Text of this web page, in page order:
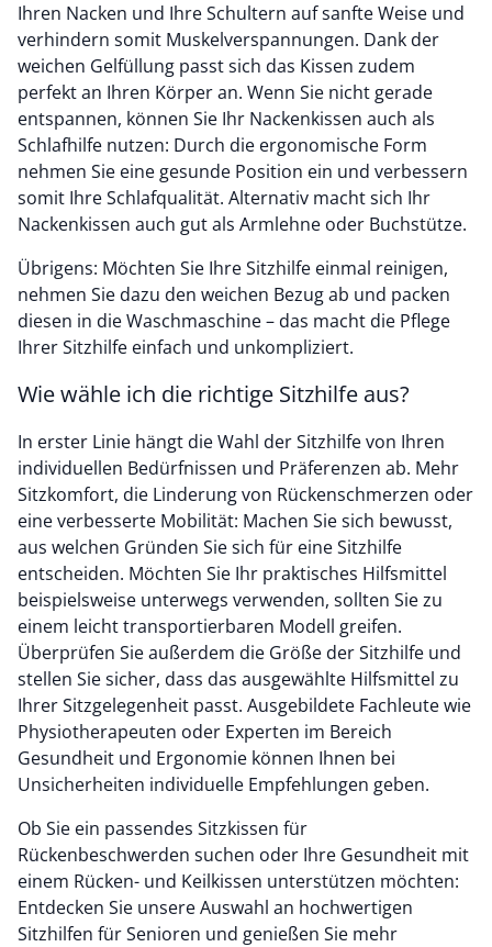
Ihren Nacken und Ihre Schultern auf sanfte Weise und
verhindern somit Muskelverspannungen. Dank der
weichen Gelfüllung passt sich das Kissen zudem
perfekt an Ihren Körper an. Wenn Sie nicht gerade
entspannen, können Sie Ihr Nackenkissen auch als
Schlafhilfe nutzen: Durch die ergonomische Form
nehmen Sie eine gesunde Position ein und verbessern
somit Ihre Schlafqualität. Alternativ macht sich Ihr
Nackenkissen auch gut als Armlehne oder Buchstütze.
Übrigens: Möchten Sie Ihre Sitzhilfe einmal reinigen,
nehmen Sie dazu den weichen Bezug ab und packen
diesen in die Waschmaschine – das macht die Pflege
Ihrer Sitzhilfe einfach und unkompliziert.
Wie wähle ich die richtige Sitzhilfe aus?
In erster Linie hängt die Wahl der Sitzhilfe von Ihren
individuellen Bedürfnissen und Präferenzen ab. Mehr
Sitzkomfort, die Linderung von Rückenschmerzen oder
eine verbesserte Mobilität: Machen Sie sich bewusst,
aus welchen Gründen Sie sich für eine Sitzhilfe
entscheiden. Möchten Sie Ihr praktisches Hilfsmittel
beispielsweise unterwegs verwenden, sollten Sie zu
einem leicht transportierbaren Modell greifen.
Überprüfen Sie außerdem die Größe der Sitzhilfe und
stellen Sie sicher, dass das ausgewählte Hilfsmittel zu
Ihrer Sitzgelegenheit passt. Ausgebildete Fachleute wie
Physiotherapeuten oder Experten im Bereich
Gesundheit und Ergonomie können Ihnen bei
Unsicherheiten individuelle Empfehlungen geben.
Ob Sie ein passendes Sitzkissen für
Rückenbeschwerden suchen oder Ihre Gesundheit mit
einem Rücken- und Keilkissen unterstützen möchten:
Entdecken Sie unsere Auswahl an hochwertigen
Sitzhilfen für Senioren und genießen Sie mehr